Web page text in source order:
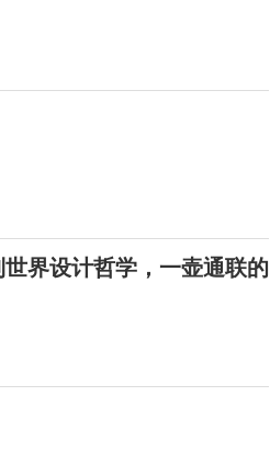
界设计哲学，一壶通联的